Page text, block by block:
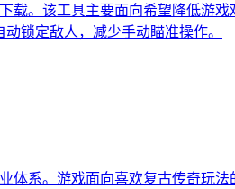
。该工具主要面向希望降低游戏
锁定敌人，减少手动瞄准操作。
体系。游戏面向喜欢复古传奇玩